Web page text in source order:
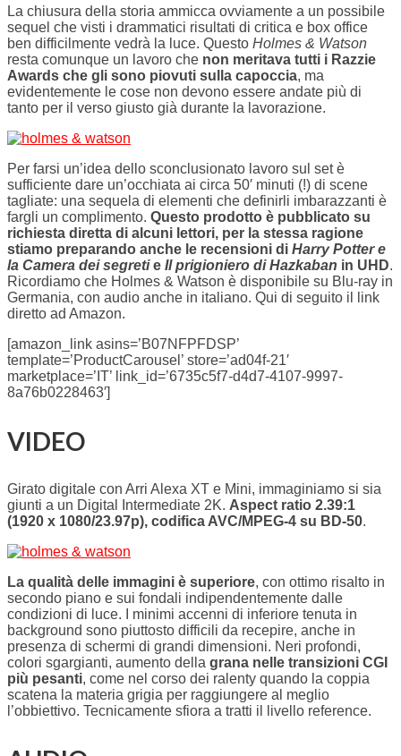
La chiusura della storia ammicca ovviamente a un possibile
sequel che visti i drammatici risultati di critica e box office
ben difficilmente vedrà la luce. Questo Holmes & Watson
resta comunque un lavoro che non meritava tutti i Razzie
Awards che gli sono piovuti sulla capoccia, ma
evidentemente le cose non devono essere andate più di
tanto per il verso giusto già durante la lavorazione.
Per farsi un’idea dello sconclusionato lavoro sul set è
sufficiente dare un’occhiata ai circa 50′ minuti (!) di scene
tagliate: una sequela di elementi che definirli imbarazzanti è
fargli un complimento. Questo prodotto è pubblicato su
richiesta diretta di alcuni lettori, per la stessa ragione
stiamo preparando anche le recensioni di Harry Potter e
la Camera dei segretie Il prigioniero di Hazkaban in UHD.
Ricordiamo che Holmes & Watson è disponibile su Blu-ray in
Germania, con audio anche in italiano. Qui di seguito il link
diretto ad Amazon.
[amazon_link asins=’B07NFPFDSP’
template=’ProductCarousel’ store=’ad04f-21′
marketplace=’IT’ link_id=’6735c5f7-d4d7-4107-9997-
8a76b0228463′]
VIDEO
Girato digitale con Arri Alexa XT e Mini, immaginiamo si sia
giunti a un Digital Intermediate 2K. Aspect ratio 2.39:1
(1920 x 1080/23.97p), codifica AVC/MPEG-4 su BD-50.
La qualità delle immagini è superiore, con ottimo risalto in
secondo piano e sui fondali indipendentemente dalle
condizioni di luce. I minimi accenni di inferiore tenuta in
background sono piuttosto difficili da recepire, anche in
presenza di schermi di grandi dimensioni. Neri profondi,
colori sgargianti, aumento della grana nelle transizioni CGI
più pesanti, come nel corso dei ralenty quando la coppia
scatena la materia grigia per raggiungere al meglio
l’obbiettivo. Tecnicamente sfiora a tratti il livello reference.